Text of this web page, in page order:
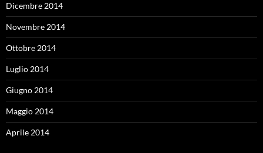
Dicembre 2014
Novembre 2014
Ottobre 2014
Luglio 2014
Giugno 2014
Maggio 2014
Aprile 2014